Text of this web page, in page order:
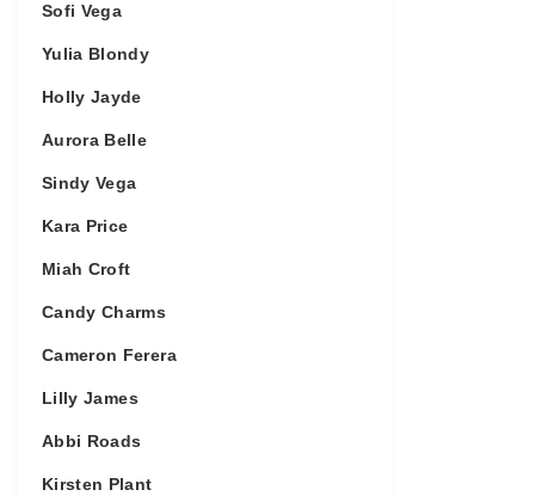
Sofi Vega
Yulia Blondy
Holly Jayde
Aurora Belle
Sindy Vega
Kara Price
Miah Croft
Candy Charms
Cameron Ferera
Lilly James
Abbi Roads
Kirsten Plant